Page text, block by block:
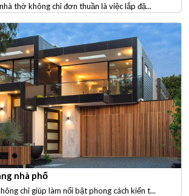
thờ không chỉ đơn thuần là việc lắp đặ...
nhà phố
chỉ giúp làm nổi bật phong cách kiến t...